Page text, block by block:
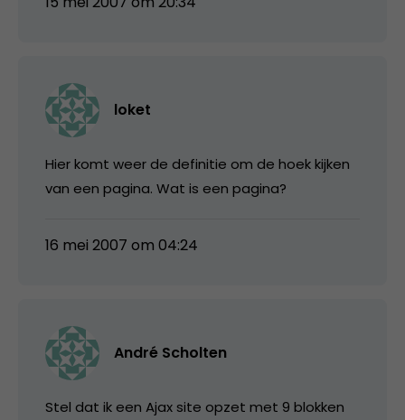
loket
Hier komt weer de definitie om de hoek kijken
van een pagina. Wat is een pagina?
16 mei 2007 om 04:24
André Scholten
Stel dat ik een Ajax site opzet met 9 blokken